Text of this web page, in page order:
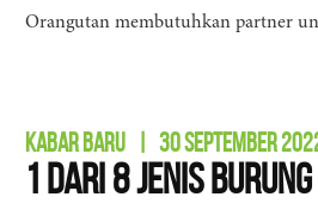
Orangutan membutuhkan partner
KABAR BARU 30 SEPTEMBER
1 dari 8 Jenis